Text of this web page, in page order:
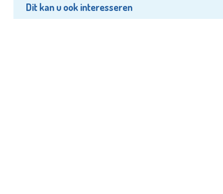
Dit kan u ook interesseren